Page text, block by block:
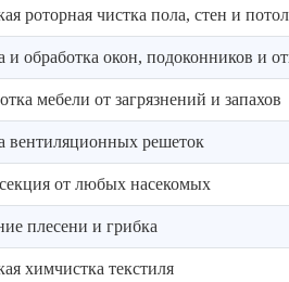
роторная чистка пола, стен и
и обработка окон, подоконников и
мебели от загрязнений и запахов
вентиляционных решеток
от любых насекомых
плесени и грибка
химчистка текстиля